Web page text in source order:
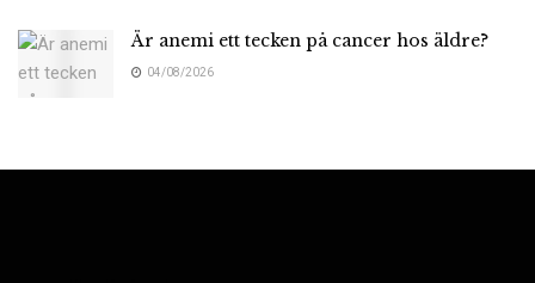
Är anemi ett tecken på cancer hos äldre?
04/08/2026